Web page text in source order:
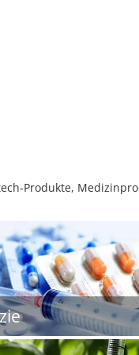
Produkte,